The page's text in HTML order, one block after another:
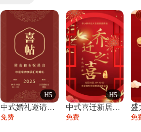
H5
中式婚礼邀请函中国风传统复古婚礼请柬请帖
免费
H5
中式喜迁新居乔迁之喜邀请函宴会请帖
免费 免